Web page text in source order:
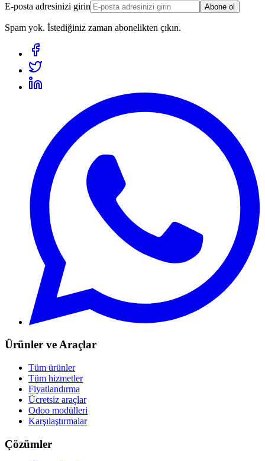
E-posta adresinizi girin Abone ol
Spam yok. İstediğiniz zaman abonelikten çıkın.
Ürünler ve Araçlar
Tüm ürünler
Tüm hizmetler
Fiyatlandırma
Ücretsiz araçlar
Odoo modülleri
Karşılaştırmalar
Çözümler